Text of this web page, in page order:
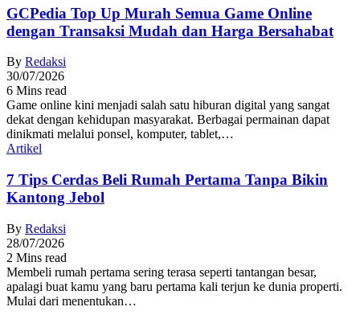
GCPedia Top Up Murah Semua Game Online
dengan Transaksi Mudah dan Harga Bersahabat
By Redaksi
30/07/2026
6 Mins read
Game online kini menjadi salah satu hiburan digital yang sangat
dekat dengan kehidupan masyarakat. Berbagai permainan dapat
dinikmati melalui ponsel, komputer, tablet,…
Artikel
7 Tips Cerdas Beli Rumah Pertama Tanpa Bikin
Kantong Jebol
By Redaksi
28/07/2026
2 Mins read
Membeli rumah pertama sering terasa seperti tantangan besar,
apalagi buat kamu yang baru pertama kali terjun ke dunia properti.
Mulai dari menentukan…